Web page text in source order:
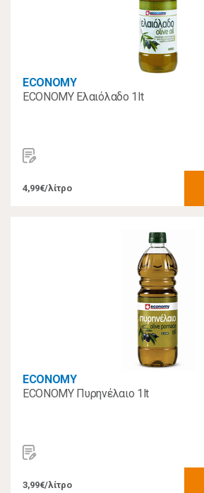
ECONOMY
ECONOMY Ελαιόλαδο 1lt
4,99€/λίτρο
ECONOMY
ECONOMY Πυρηνέλαιο 1lt
3,99€/λίτρο